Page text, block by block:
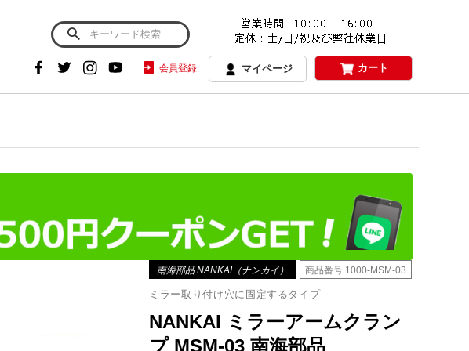
会員登録 マイページ カート
南海部品 NANKAI（ナンカイ） 商品番号 1000-MSM-03
ミラー取り付け穴に固定するタイプ
NANKAI ミラーアームクラン
プ MSM-03 南海部品